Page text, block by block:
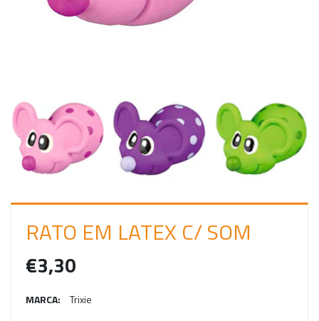
E
S
O
RATO EM LATEX C/ SOM
€3,30
MARCA: Trixie